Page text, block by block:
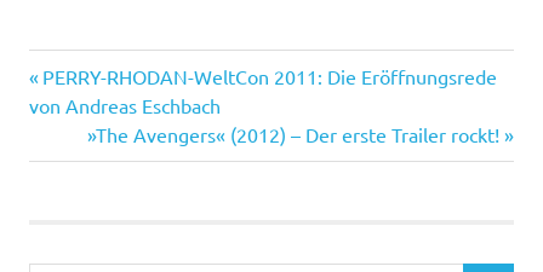
Nation
Beitragsnavigation
Vorheriger
Beitrag:
PERRY-RHODAN-WeltCon 2011: Die Eröffnungsrede
von Andreas Eschbach
Nächster
Beitrag:
»The Avengers« (2012) – Der erste Trailer rockt!